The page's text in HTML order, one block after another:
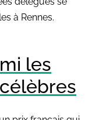
à Rennes.
les